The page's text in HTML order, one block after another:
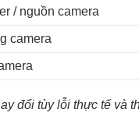
/ nguồn camera
camera
đổi tùy lỗi thực tế và